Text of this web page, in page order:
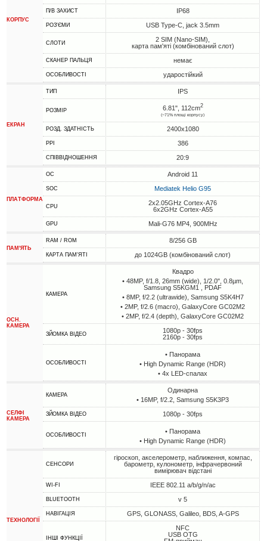
КОРПУС
П/В ЗАХИСТ IP68
РОЗ'ЄМИ USB Type-C, jack 3.5mm
СЛОТИ
2 SIM (Nano-SIM),
карта пам'яті (комбінований слот)
СКАНЕР ПАЛЬЦЯ немає
ОСОБЛИВОСТІ ударостійкий
ЕКРАН
ТИП IPS
РОЗМІР 6.81", 112cm2
(~71% площі корпусу)
РОЗД. ЗДАТНІСТЬ 2400x1080
PPI 386
СПІВВІДНОШЕННЯ 20:9
ПЛАТФОРМА
ОС Android 11
SOC Mediatek Helio G95
CPU
2x2.05GHz Cortex-A76
6x2GHz Cortex-A55
GPU Mali-G76 MP4, 900MHz
ПАМ'ЯТЬ
RAM / ROM 8/256 GB
КАРТА ПАМ'ЯТІ до 1024GB (комбінований слот)
ОСН.
КАМЕРА
КАМЕРА
Квадро
• 48MP, f/1.8, 26mm (wide), 1/2.0", 0.8µm,
Samsung S5KGM1 , PDAF
• 8MP, f/2.2 (ultrawide), Samsung S5K4H7
• 2MP, f/2.6 (macro), GalaxyCore GC02M2
• 2MP, f/2.4 (depth), GalaxyCore GC02M2
ЗЙОМКА ВІДЕО
1080p - 30fps
2160p - 30fps
ОСОБЛИВОСТІ
• Панорама
• High Dynamic Range (HDR)
• 4х LED-спалах
СЕЛФІ
КАМЕРА
КАМЕРА
Одинарна
• 16MP, f/2.2, Samsung S5K3P3
ЗЙОМКА ВІДЕО 1080p - 30fps
ОСОБЛИВОСТІ
• Панорама
• High Dynamic Range (HDR)
ТЕХНОЛОГІЇ
СЕНСОРИ
гіроскоп, акселерометр, наближення, компас,
барометр, кулонометр, інфрачервоний
вимірювач відстані
WI-FI IEEE 802.11 a/b/g/n/ac
BLUETOOTH v 5
НАВІГАЦІЯ GPS, GLONASS, Galileo, BDS, A-GPS
ІНШІ ФУНКЦІЇ
NFC
USB OTG